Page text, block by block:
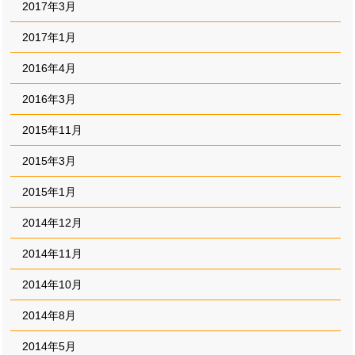
2017年3月
2017年1月
2016年4月
2016年3月
2015年11月
2015年3月
2015年1月
2014年12月
2014年11月
2014年10月
2014年8月
2014年5月